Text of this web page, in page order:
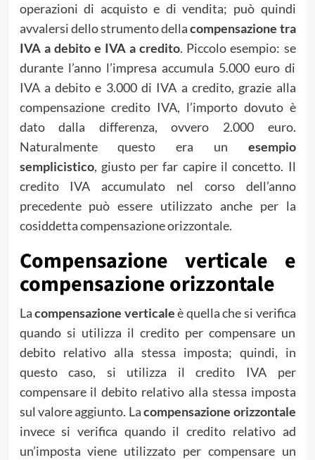
operazioni di acquisto e di vendita; può quindi
avvalersi dello strumento dellacompensazione tra
IVA a debito e IVA a credito. Piccolo esempio: se
durante l’anno l’impresa accumula 5.000 euro di
IVA a debito e 3.000 di IVA a credito, grazie alla
compensazione credito IVA, l’importo dovuto è
dato dalla differenza, ovvero 2.000 euro.
Naturalmente questo era un esempio
semplicistico, giusto per far capire il concetto. Il
credito IVA accumulato nel corso dell’anno
precedente può essere utilizzato anche per la
cosiddetta compensazione orizzontale.
Compensazione verticale e
compensazione orizzontale
Lacompensazione verticaleè quella che si verifica
quando si utilizza il credito per compensare un
debito relativo alla stessa imposta; quindi, in
questo caso, si utilizza il credito IVA per
compensare il debito relativo alla stessa imposta
sul valore aggiunto. Lacompensazione orizzontale
invece si verifica quando il credito relativo ad
un’imposta viene utilizzato per compensare un